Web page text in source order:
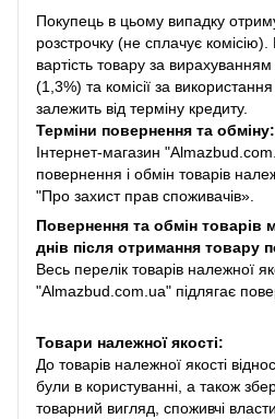
Покупець в цьому випадку
розстрочку (не сплачує
вартість товару за вирахуванням
(1,3%) та комісії за
залежить від терміну кредиту.
Терміни повернення та обміну:
Інтернет-магазин
повернення і обмін товарів
"Про захист прав споживачів».
Повернення та обмін
днів після отримання товару
Весь перелік товарів належної
"Almazbud.com.ua" підлягає
Товари належної якості:
До товарів належної якості
були в користуванні, а також
товарний вигляд, споживчі